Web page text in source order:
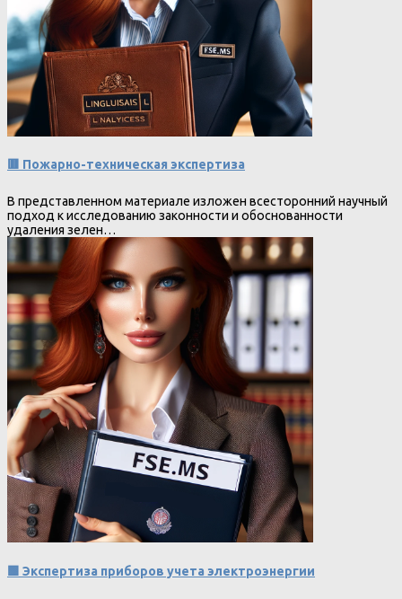
🟥 Пожарно-техническая экспертиза
В представленном материале изложен всесторонний научный
подход к исследованию законности и обоснованности
удаления зелен…
🟩 Экспертиза приборов учета электроэнергии